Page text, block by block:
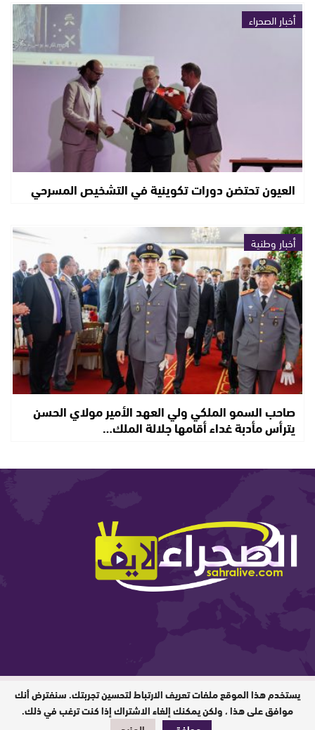
أخبار الصحراء
العيون تحتضن دورات تكوينية في التشخيص المسرحي
أخبار وطنية
صاحب السمو الملكي ولي العهد الأمير مولاي الحسن
يترأس مأدبة غداء أقامها جلالة الملك…
المدير المسؤول : ابيبك المحفوظ / جميع
الحقوق محفوظة © 2026
يستخدم هذا الموقع ملفات تعريف الارتباط لتحسين تجربتك. سنفترض أنك
موافق على هذا ، ولكن يمكنك إلغاء الاشتراك إذا كنت ترغب في ذلك.